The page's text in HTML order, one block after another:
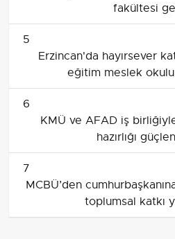
fakültesi
5
Erzincan'da hayırsever
eğitim meslek
6
KMÜ ve AFAD iş
hazırlığı
7
MCBÜ’den
toplumsal katkı